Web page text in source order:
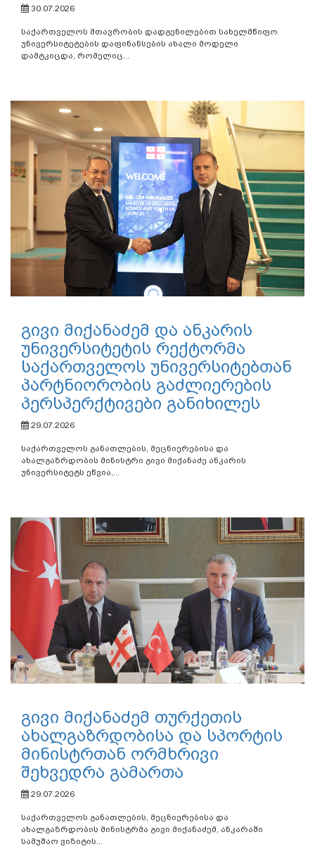
30.07.2026
საქართველოს მთავრობის დადგენილებით სახელმწიფო
უნივერსიტეტების დაფინანსების ახალი მოდელი
დამტკიცდა, რომელიც...
გივი მიქანაძემ და ანკარის
უნივერსიტეტის რექტორმა
საქართველოს უნივერსიტებთან
პარტნიორობის გაძლიერების
პერსპერქტივები განიხილეს
29.07.2026
საქართველოს განათლების, მეცნიერებისა და
ახალგაზრდობის მინისტრი გივი მიქანაძე ანკარის
უნივერსიტეტს ეწვია,...
გივი მიქანაძემ თურქეთის
ახალგაზრდობისა და სპორტის
მინისტრთან ორმხრივი
შეხვედრა გამართა
29.07.2026
საქართველოს განათლების, მეცნიერებისა და
ახალგაზრდობის მინისტრმა გივი მიქანაძემ, ანკარაში
სამუშაო ვიზიტის...